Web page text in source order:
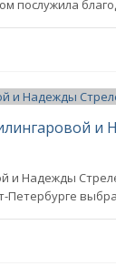
послужила
и Надежды
Петербурге